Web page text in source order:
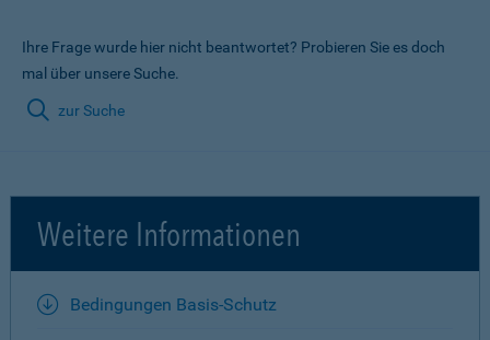
Ihre Frage wurde hier nicht beantwortet? Probieren Sie es doch
mal über unsere Suche.
zur Suche
Weitere Informationen
Bedingungen Basis-Schutz